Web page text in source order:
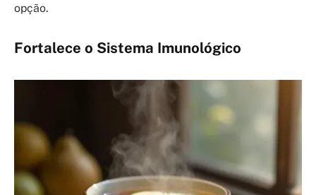
opção.
Fortalece o Sistema Imunológico